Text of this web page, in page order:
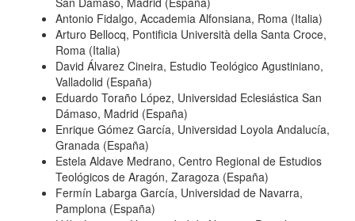
Antonio Fidalgo, Accademia Alfonsiana, Roma (Italia)
Arturo Bellocq, Pontificia Università della Santa Croce,
Roma (Italia)
David Álvarez Cineira, Estudio Teológico Agustiniano,
Valladolid (España)
Eduardo Toraño López, Universidad Eclesiástica San
Dámaso, Madrid (España)
Enrique Gómez García, Universidad Loyola Andalucía,
Granada (España)
Estela Aldave Medrano, Centro Regional de Estudios
Teológicos de Aragón, Zaragoza (España)
Fermín Labarga García, Universidad de Navarra,
Pamplona (España)